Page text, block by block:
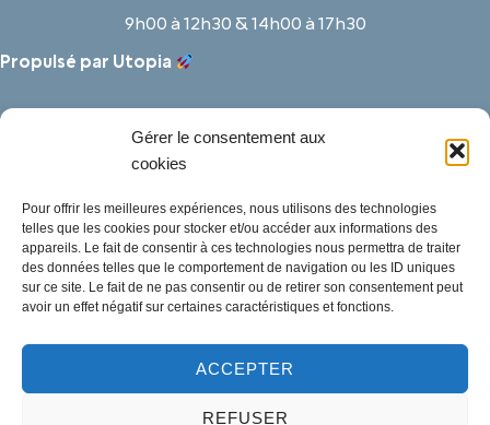
Gérer le consentement aux
cookies
Pour offrir les meilleures expériences, nous utilisons des technologies
telles que les cookies pour stocker et/ou accéder aux informations des
appareils. Le fait de consentir à ces technologies nous permettra de traiter
des données telles que le comportement de navigation ou les ID uniques
sur ce site. Le fait de ne pas consentir ou de retirer son consentement peut
avoir un effet négatif sur certaines caractéristiques et fonctions.
ACCEPTER
REFUSER
9h00 à 12h30 & 14h00 à 17h30
Propulsé par Utopia
Mentions légales